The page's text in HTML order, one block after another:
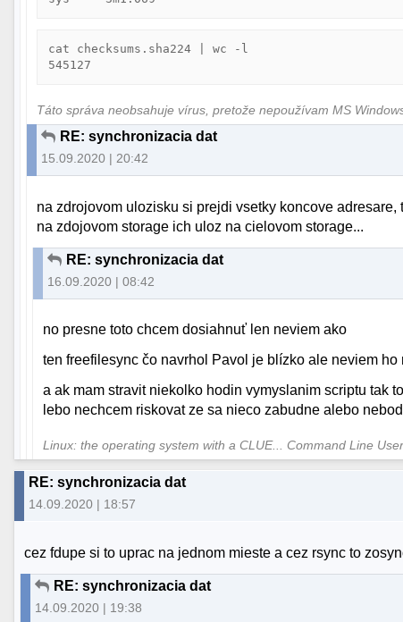
cat checksums.sha224 | wc -l
Táto správa neobsahuje vírus, pretože nepoužívam MS
RE: synchronizacia dat
15.09.2020 | 20:42
na zdrojovom ulozisku si prejdi vsetky koncove
na zdojovom storage ich uloz na cielovom storage...
RE: synchronizacia dat
16.09.2020 | 08:42
no presne toto chcem dosiahnuť len neviem ako
ten freefilesync čo navrhol Pavol je blízko ale neviem
a ak mam stravit niekolko hodin vymyslanim scriptu tak
lebo nechcem riskovat ze sa nieco zabudne alebo
Linux: the operating system with a CLUE... Command Line
RE: synchronizacia dat
14.09.2020 | 18:57
cez fdupe si to uprac na jednom mieste a cez rsync to
RE: synchronizacia dat
14.09.2020 | 19:38